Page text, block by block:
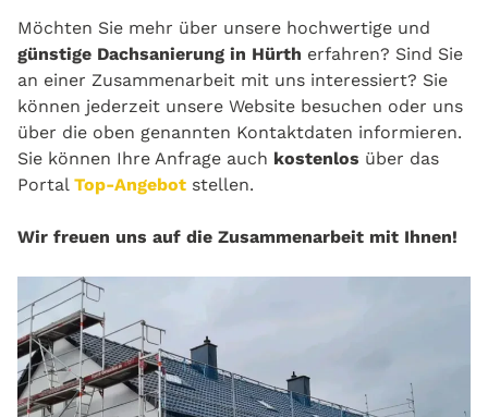
Möchten Sie mehr über unsere hochwertige und
günstige Dachsanierung in Hürth erfahren? Sind Sie
an einer Zusammenarbeit mit uns interessiert? Sie
können jederzeit unsere Website besuchen oder uns
über die oben genannten Kontaktdaten informieren.
Sie können Ihre Anfrage auch kostenlos über das
Portal Top-Angebot stellen.
Wir freuen uns auf die Zusammenarbeit mit Ihnen!